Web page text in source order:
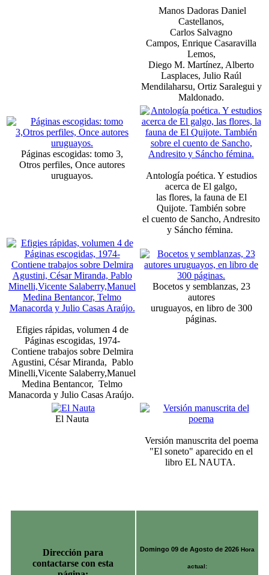
Manos Dadoras Daniel
Castellanos,
Carlos Salvagno
Campos, Enrique Casaravilla
Lemos,
Diego M. Martínez, Alberto
Lasplaces, Julio Raúl
Mendilaharsu, Ortiz Saralegui y
Maldonado.
Páginas escogidas: tomo 3,
Otros perfiles, Once autores
uruguayos.
Antología poética. Y estudios
acerca de El galgo,
las flores, la fauna de El
Quijote. También sobre
el cuento de Sancho, Andresito
y Sáncho fémina.
Efigies rápidas, volumen 4 de
Páginas escogidas, 1974-
Contiene trabajos sobre Delmira
Agustini, César Miranda, Pablo
Minelli,Vicente Salaberry,Manuel
Medina Bentancor, Telmo
Manacorda y Julio Casas Araújo.
Bocetos y semblanzas, 23
autores
uruguayos, en libro de 300
páginas.
El Nauta
Versión manuscrita del poema
"El soneto" aparecido en el
libro EL NAUTA.
Dirección para
contactarse con esta
Domingo 09 de Agosto de 2026 Hora
actual: